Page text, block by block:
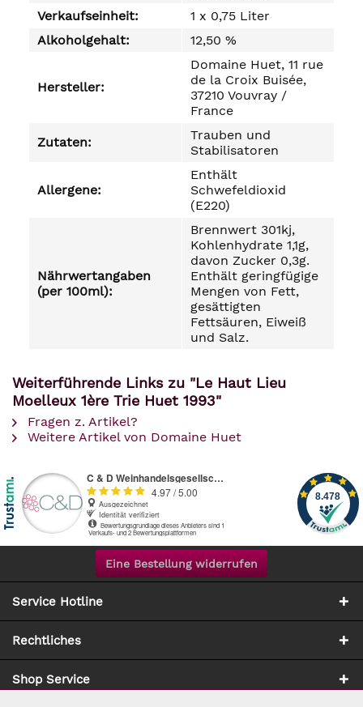
Verkaufseinheit:
1 x 0,75 Liter
Alkoholgehalt:
12,50 %
Hersteller:
Domaine Huet, 11 rue
de la Croix Buisée,
37210 Vouvray /
France
Zutaten:
Trauben und
Stabilisatoren
Allergene:
Enthält
Schwefeldioxid
(E220)
Nährwertangaben
(per 100ml):
Brennwert 301kj,
Kohlenhydrate 1,1g,
davon Zucker 0,3g.
Enthält geringfügige
Mengen von Fett,
gesättigten
Fettsäuren, Eiweiß
und Salz.
Weiterführende Links zu "Le Haut Lieu
Moelleux 1ère Trie Huet 1993"
Fragen z. Artikel?
Weitere Artikel von Domaine Huet
Eine Bestellung widerrufen
Service Hotline
Rechtliches
Shop Service